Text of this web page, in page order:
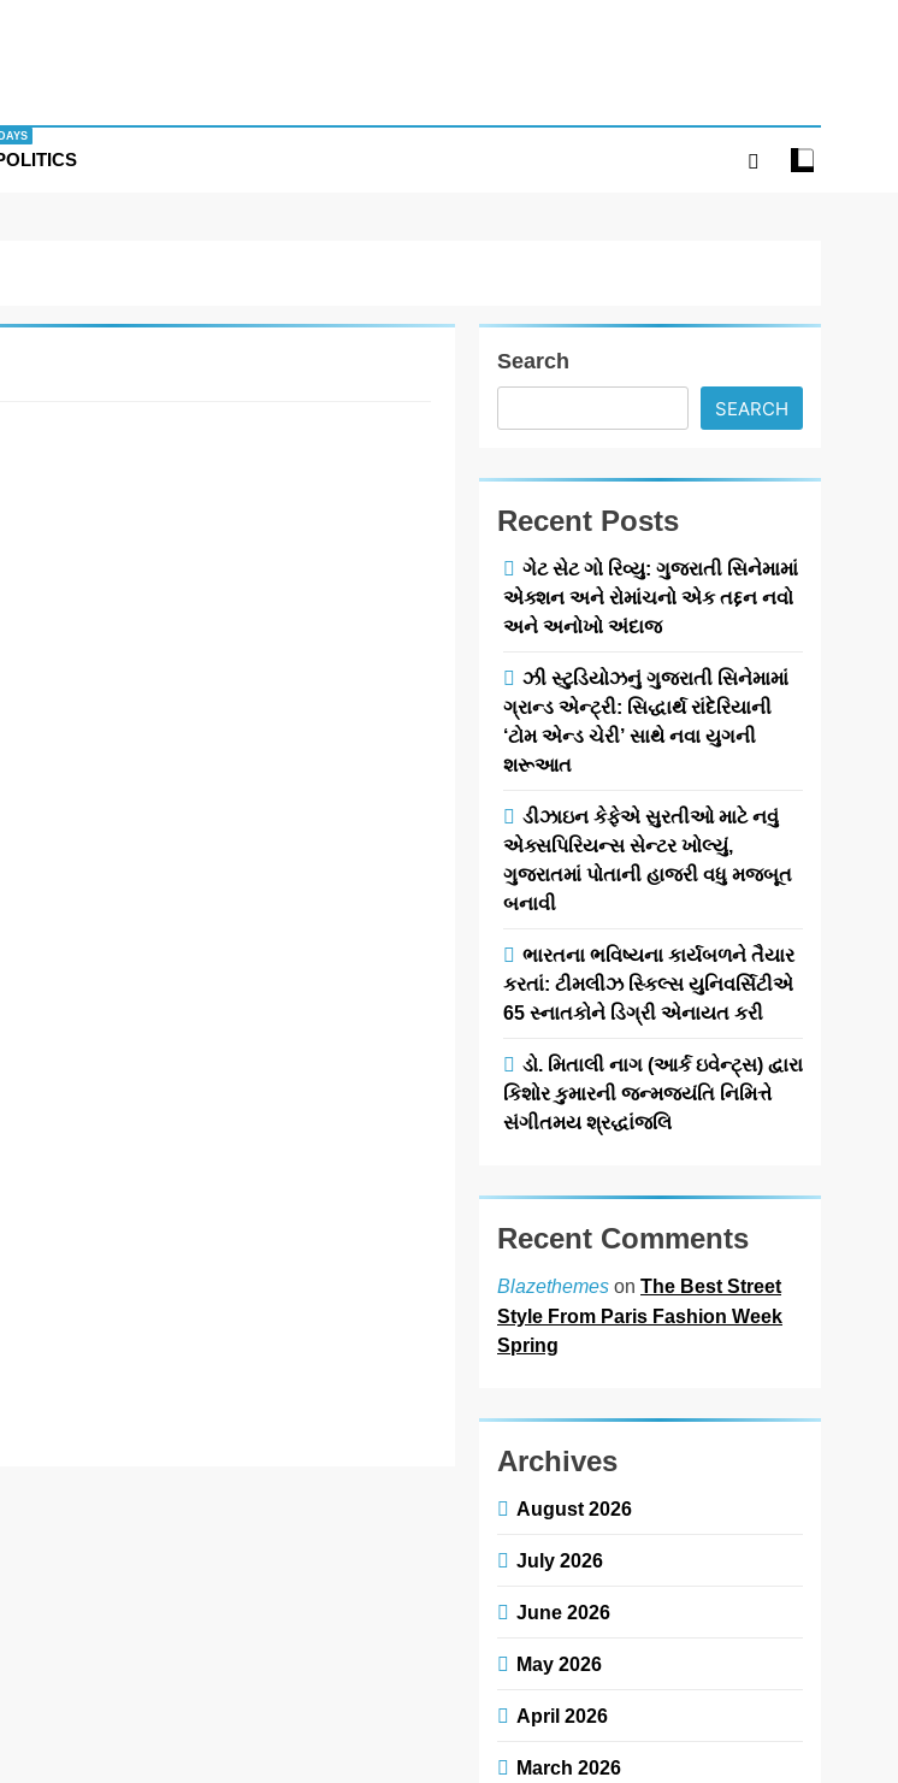
ગુજરાત
FMCG
એસોસિએશન
ચેરિટેબલ
દ્વારા
અમદાવાદમાં
‘ગુજરાત
કન્વેન્શન ઓફ
ડિસ્ટ્રીબ્યુટર્સ’
નું આયોજન
કરાયું
newsaaspaas1
3
months
0 1 mins
અમદાવાદ, મે ૨૦૨૬
: અમદાવાદના
પ્રહલાદનગર
ખાતે ફેડરેશન ઓફ
ગુજરાત FMCG
ડિસ્ટ્રીબ્યુટર્સ
એસોસિએશન
ચેરિટેબલ ટ્રસ્ટ
(FGDA)…
Search
SEARCH
Recent Posts
ગેટ સેટ ગો રિવ્યુ: ગુજરાતી સિનેમામાં
એક્શન અને રોમાંચનો એક તદ્દન નવો
અને અનોખો અંદાજ
ઝી સ્ટુડિયોઝનું ગુજરાતી સિનેમામાં
ગ્રાન્ડ એન્ટ્રી: સિદ્ધાર્થ રાંદેરિયાની
‘ટોમ એન્ડ ચેરી’ સાથે નવા યુગની
શરૂઆત
ડીઝાઇન કેફેએ સુરતીઓ માટે નવું
એક્સપિરિયન્સ સેન્ટર ખોલ્યું,
ગુજરાતમાં પોતાની હાજરી વધુ મજબૂત
બનાવી
ભારતના ભવિષ્યના કાર્યબળને તૈયાર
કરતાં: ટીમલીઝ સ્કિલ્સ યુનિવર્સિટીએ
65 સ્નાતકોને ડિગ્રી એનાયત કરી
ડો. મિતાલી નાગ (આર્ક ઇવેન્ટ્સ) દ્વારા
કિશોર કુમારની જન્મજયંતિ નિમિત્તે
સંગીતમય શ્રદ્ધાંજલિ
Recent Comments
Blazethemes on The Best Street
Style From Paris Fashion Week
Spring
Archives
August 2026
July 2026
June 2026
May 2026
April 2026
March 2026